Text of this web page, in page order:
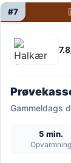
#7
Gammeldags
5 min.
Opvarmning